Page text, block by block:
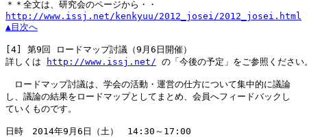
http://www.issj.net/kenkyuu/2012_josei/2012_josei.html
▲目次へ
[4]
第9回 ロードマップ討議（9月6日開催）
詳しくは
http://www.issj.net/ の「今後の予定」をご参照ください。
ロードマップ討議は、学会の活動・運営の仕方について集中的に議論
し、議論の結果をロードマップとしてまとめ、会員へフィードバックし
ていくものです。
日時　2014年9月6日（土）　14:30～17:00